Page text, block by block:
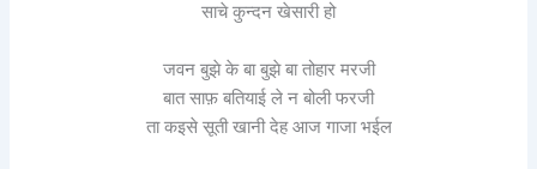
साचे कुन्दन खेसारी हो
जवन बुझे के बा बुझे बा तोहार मरजी
बात साफ़ बतियाई ले न बोली फरजी
ता कइसे सूती खानी देह आज गाजा भईल